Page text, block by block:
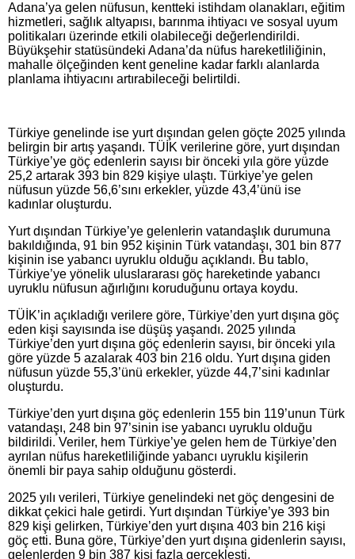
Adana’ya gelen nüfusun, kentteki istihdam olanakları, eğitim
hizmetleri, sağlık altyapısı, barınma ihtiyacı ve sosyal uyum
politikaları üzerinde etkili olabileceği değerlendirildi.
Büyükşehir statüsündeki Adana’da nüfus hareketliliğinin,
mahalle ölçeğinden kent geneline kadar farklı alanlarda
planlama ihtiyacını artırabileceği belirtildi.
Türkiye genelinde ise yurt dışından gelen göçte 2025 yılında
belirgin bir artış yaşandı. TÜİK verilerine göre, yurt dışından
Türkiye’ye göç edenlerin sayısı bir önceki yıla göre yüzde
25,2 artarak 393 bin 829 kişiye ulaştı. Türkiye’ye gelen
nüfusun yüzde 56,6’sını erkekler, yüzde 43,4’ünü ise
kadınlar oluşturdu.
Yurt dışından Türkiye’ye gelenlerin vatandaşlık durumuna
bakıldığında, 91 bin 952 kişinin Türk vatandaşı, 301 bin 877
kişinin ise yabancı uyruklu olduğu açıklandı. Bu tablo,
Türkiye’ye yönelik uluslararası göç hareketinde yabancı
uyruklu nüfusun ağırlığını koruduğunu ortaya koydu.
TÜİK’in açıkladığı verilere göre, Türkiye’den yurt dışına göç
eden kişi sayısında ise düşüş yaşandı. 2025 yılında
Türkiye’den yurt dışına göç edenlerin sayısı, bir önceki yıla
göre yüzde 5 azalarak 403 bin 216 oldu. Yurt dışına giden
nüfusun yüzde 55,3’ünü erkekler, yüzde 44,7’sini kadınlar
oluşturdu.
Türkiye’den yurt dışına göç edenlerin 155 bin 119’unun Türk
vatandaşı, 248 bin 97’sinin ise yabancı uyruklu olduğu
bildirildi. Veriler, hem Türkiye’ye gelen hem de Türkiye’den
ayrılan nüfus hareketliliğinde yabancı uyruklu kişilerin
önemli bir paya sahip olduğunu gösterdi.
2025 yılı verileri, Türkiye genelindeki net göç dengesini de
dikkat çekici hale getirdi. Yurt dışından Türkiye’ye 393 bin
829 kişi gelirken, Türkiye’den yurt dışına 403 bin 216 kişi
göç etti. Buna göre, Türkiye’den yurt dışına gidenlerin sayısı,
gelenlerden 9 bin 387 kişi fazla gerçekleşti.